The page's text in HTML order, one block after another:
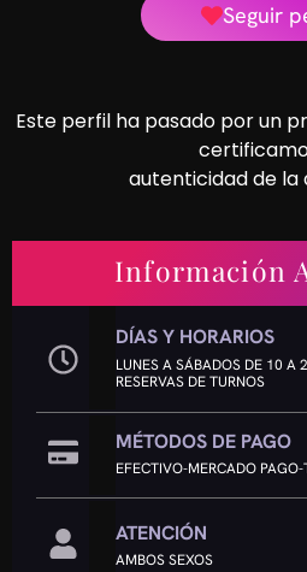
Seguir
Este perfil ha pasado por un
autenticidad de la
Información
DÍAS Y HORARIOS
LUNES A SÁBADOS DE 10 A
RESERVAS DE TURNOS
MÉTODOS DE PAGO
EFECTIVO-MERCADO
ATENCIÓN
AMBOS SEXOS